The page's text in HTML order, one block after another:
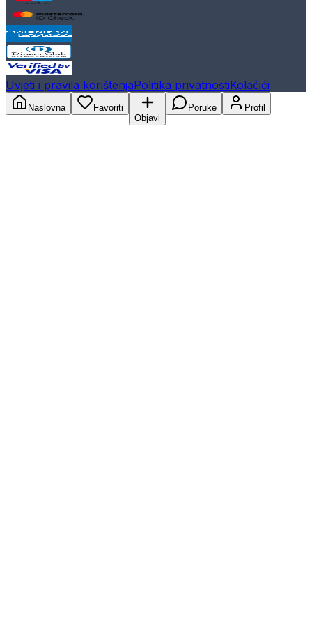
Uvjeti i pravila korištenjaPolitika privatnostiKolačići
Naslovna
Favoriti
Objavi
Poruke Profil